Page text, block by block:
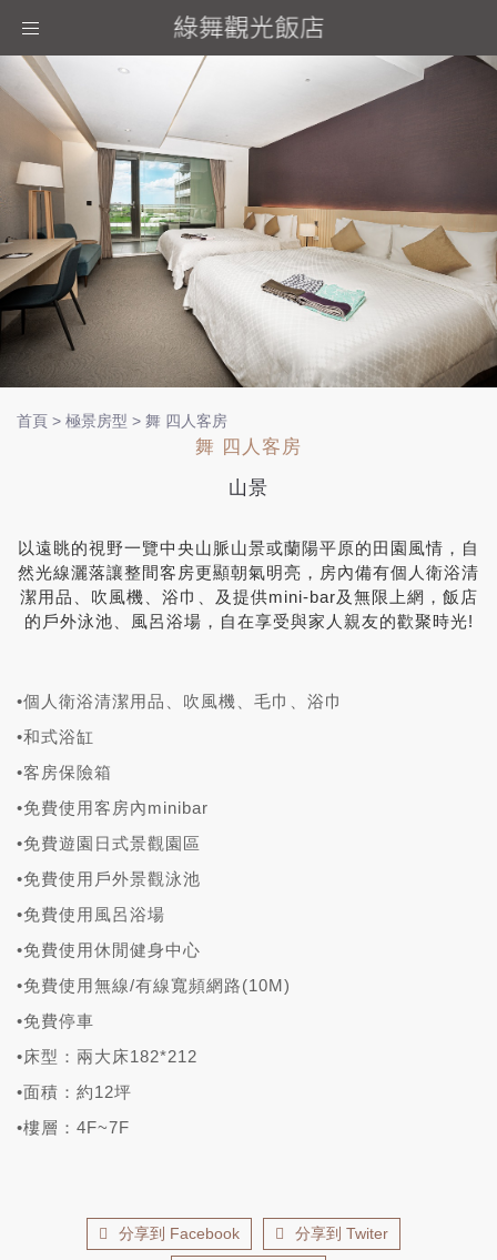
Toggle
首頁 > 極景房型 > 舞 四人客房
舞 四人客房
山景
以遠眺的視野一覽中央山脈山景或蘭陽平原的田園風情，自
然光線灑落讓整間客房更顯朝氣明亮，房內備有個人衛浴清
潔用品、吹風機、浴巾、及提供mini-bar及無限上網，飯店
的戶外泳池、風呂浴場，自在享受與家人親友的歡聚時光!
•個人衛浴清潔用品、吹風機、毛巾、浴巾
•和式浴缸
•客房保險箱
•免費使用客房內minibar
•免費遊園日式景觀園區
•免費使用戶外景觀泳池
•免費使用風呂浴場
•免費使用休閒健身中心
•免費使用無線/有線寬頻網路(10M)
•免費停車
•床型：兩大床182*212
•面積：約12坪
•樓層：4F~7F
分享到 Facebook 分享到 Twiter